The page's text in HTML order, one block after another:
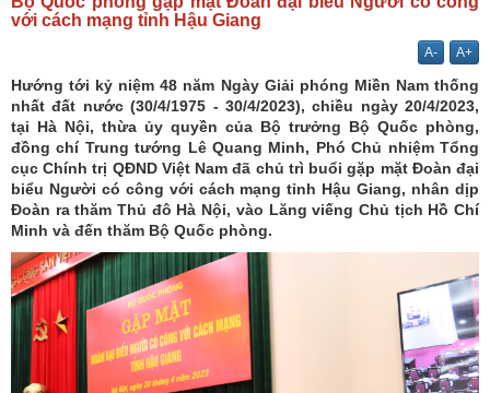
với cách mạng tỉnh Hậu Giang
A+
A-
Hướng tới kỷ niệm 48 năm Ngày Giải phóng Miền Nam thống
nhất đất nước (30/4/1975 - 30/4/2023), chiều ngày 20/4/2023,
tại Hà Nội, thừa ủy quyền của Bộ trưởng Bộ Quốc phòng,
đồng chí Trung tướng Lê Quang Minh, Phó Chủ nhiệm Tổng
cục Chính trị QĐND Việt Nam đã chủ trì buổi gặp mặt Đoàn đại
biểu Người có công với cách mạng tỉnh Hậu Giang, nhân dịp
Đoàn ra thăm Thủ đô Hà Nội, vào Lăng viếng Chủ tịch Hồ Chí
Minh và đến thăm Bộ Quốc phòng.